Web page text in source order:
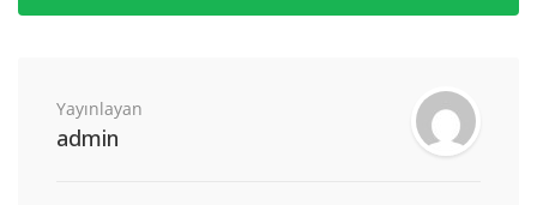
Yayınlayan
admin